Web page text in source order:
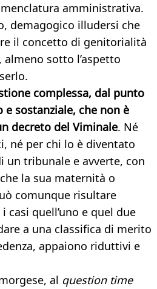
amministrativa.
demagogico illudersi che
il concetto di genitorialità
sotto l’aspetto
complessa, dal punto
sostanziale, che non è
decreto del Viminale. Né
né per chi lo è diventato
un tribunale e avverte, con
la sua maternità o
comunque risultare
casi quell’uno e quel due
a una classifica di merito
appaiono riduttivi e
al question time